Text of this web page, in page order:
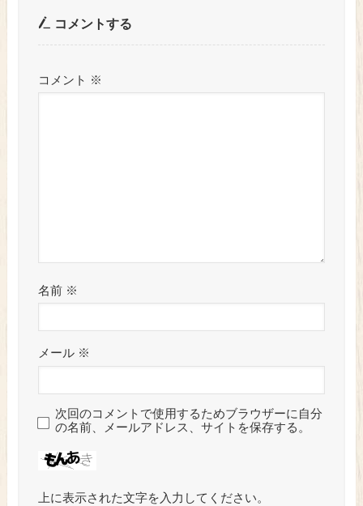
コメントする
コメント ※
名前 ※
メール ※
次回のコメントで使用するためブラウザーに自分
の名前、メールアドレス、サイトを保存する。
上に表示された文字を入力してください。